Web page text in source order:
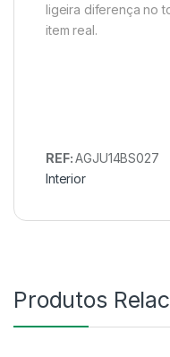
ligeira diferença no
item real.
REF:AGJU14BS027
Interior
Produtos